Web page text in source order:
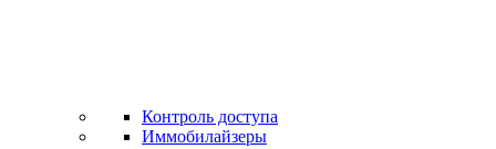
Контроль доступа
Иммобилайзеры